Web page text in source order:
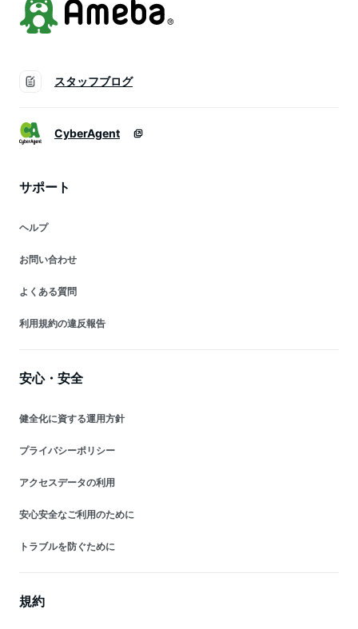
スタッフブログ
CyberAgent
サポート
ヘルプ
お問い合わせ
よくある質問
利用規約の違反報告
安心・安全
健全化に資する運用方針
プライバシーポリシー
アクセスデータの利用
安心安全なご利用のために
トラブルを防ぐために
規約